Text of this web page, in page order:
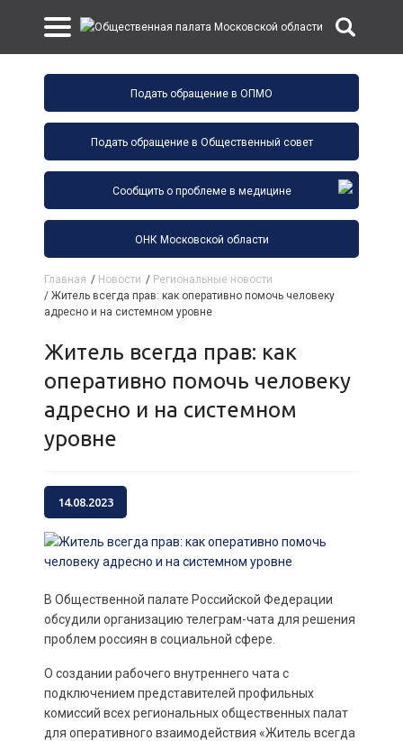
Подать обращение в ОПМО
Подать обращение в Общественный совет
Сообщить о проблеме в медицине
ОНК Московской области
Главная / Новости / Региональные новости
/ Житель всегда прав: как оперативно помочь человеку
адресно и на системном уровне
Житель всегда прав: как
оперативно помочь человеку
адресно и на системном
уровне
14.08.2023
В Общественной палате Российской Федерации
обсудили организацию телеграм-чата для решения
проблем россиян в социальной сфере.
О создании рабочего внутреннего чата с
подключением представителей профильных
комиссий всех региональных общественных палат
для оперативного взаимодействия «Житель всегда